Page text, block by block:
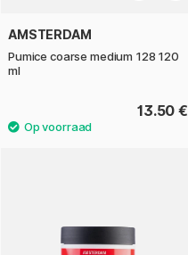
AMSTERDAM
Pumice coarse medium 128 120
ml
13.50 €